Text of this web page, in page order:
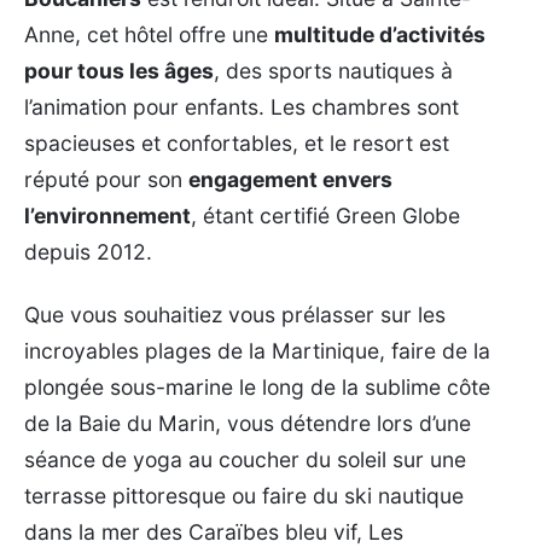
Anne, cet hôtel offre une multitude d’activités
pour tous les âges, des sports nautiques à
l’animation pour enfants. Les chambres sont
spacieuses et confortables, et le resort est
réputé pour son engagement envers
l’environnement, étant certifié Green Globe
depuis 2012.
Que vous souhaitiez vous prélasser sur les
incroyables plages de la Martinique, faire de la
plongée sous-marine le long de la sublime côte
de la Baie du Marin, vous détendre lors d’une
séance de yoga au coucher du soleil sur une
terrasse pittoresque ou faire du ski nautique
dans la mer des Caraïbes bleu vif, Les